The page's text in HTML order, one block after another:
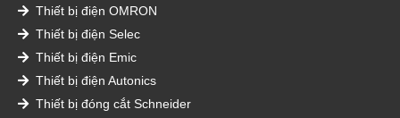
Thiết bị điện OMRON
Thiết bị điện Selec
Thiết bị điện Emic
Thiết bị điện Autonics
Thiết bị đóng cắt Schneider